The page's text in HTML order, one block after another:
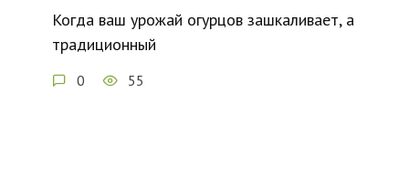
Когда ваш урожай огурцов зашкаливает, а
традиционный
0 55